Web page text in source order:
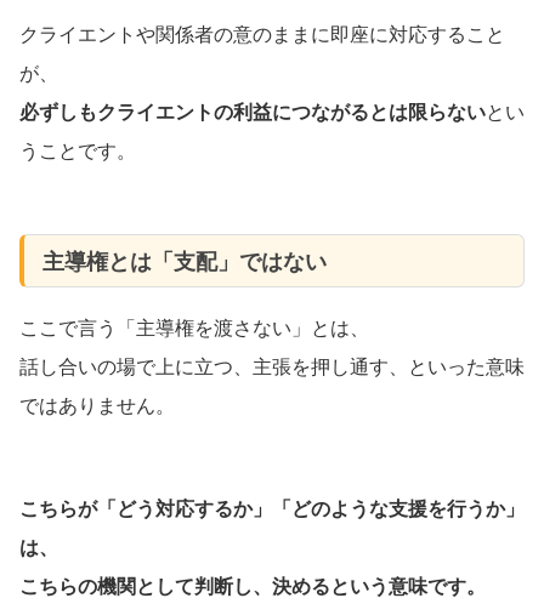
クライエントや関係者の意のままに即座に対応すること
が、
必ずしもクライエントの利益につながるとは限らないとい
うことです。
主導権とは「支配」ではない
ここで言う「主導権を渡さない」とは、
話し合いの場で上に立つ、主張を押し通す、といった意味
ではありません。
こちらが「どう対応するか」「どのような支援を行うか」
は、
こちらの機関として判断し、決めるという意味です。